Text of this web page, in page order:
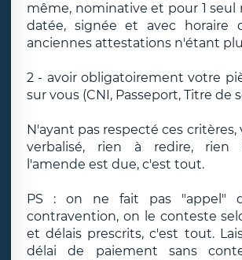
même, nominative et pour 1 seul
datée, signée et avec horaire
anciennes attestations n'étant
2 - avoir obligatoirement votre
sur vous (CNI, Passeport, Titre de
N'ayant pas respecté ces critères,
verbalisé, rien à redire, rien
l'amende est due, c'est tout.
PS : on ne fait pas "appel"
contravention, on le conteste
et délais prescrits, c'est tout.
délai de paiement sans